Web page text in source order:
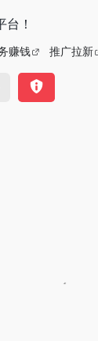
！
赚钱 推广拉新